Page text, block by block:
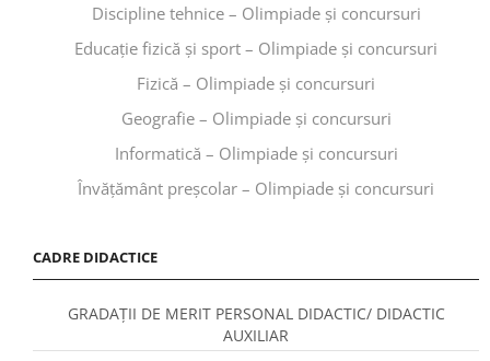
Discipline tehnice – Olimpiade și concursuri
Educaţie fizică şi sport – Olimpiade și concursuri
Fizică – Olimpiade și concursuri
Geografie – Olimpiade și concursuri
Informatică – Olimpiade și concursuri
Învăţământ preşcolar – Olimpiade și concursuri
CADRE DIDACTICE
GRADAȚII DE MERIT PERSONAL DIDACTIC/ DIDACTIC
AUXILIAR